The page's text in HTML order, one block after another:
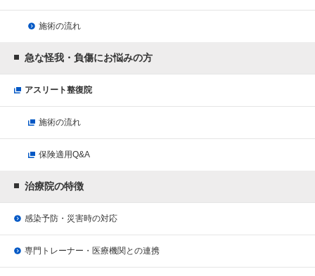
施術の流れ
急な怪我・負傷にお悩みの方
アスリート整復院
施術の流れ
保険適用Q&A
治療院の特徴
感染予防・災害時の対応
専門トレーナー・医療機関との連携